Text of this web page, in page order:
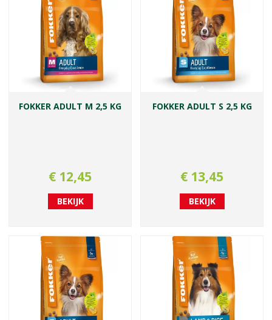
FOKKER ADULT M 2,5 KG
€ 12,45
BEKIJK
FOKKER ADULT S 2,5 KG
€ 13,45
BEKIJK